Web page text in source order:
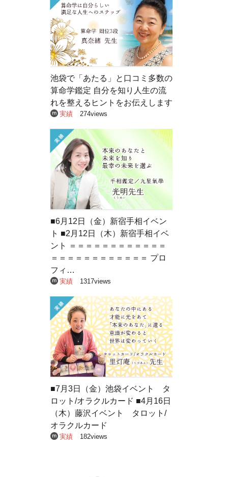
池袋で「あたる」と口コミ多数の
算命学鑑定 自分を知り人生の流
れを整えるヒントをお伝えします
実績 274views
■6月12日（金）新宿手相イベン
ト ■2月12日（木）新宿手相イベ
ント ＝＝＝＝＝＝＝＝＝＝＝＝
＝＝＝＝＝＝＝＝＝＝＝＝ プロ
フィ…
実績 1317views
■7月3日（金）池袋イベント タ
ロット/オラクルカード ■4月16日
（木）藤沢イベント タロット/
オラクルカード
実績 182views